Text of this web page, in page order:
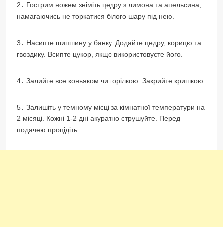
2․ Гострим ножем зніміть цедру з лимона та апельсина,
намагаючись не торкатися білого шару під нею.
3․ Насипте шипшину у банку. Додайте цедру, корицю та
гвоздику. Всипте цукор, якщо використовуєте його.
4․ Залийте все коньяком чи горілкою. Закрийте кришкою.
5․ Залишіть у темному місці за кімнатної температури на
2 місяці. Кожні 1-2 дні акуратно струшуйте. Перед
подачею процідіть.